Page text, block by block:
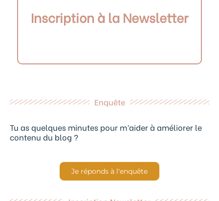
Inscription à la Newsletter
Enquête
Tu as quelques minutes pour m’aider à améliorer le
contenu du blog ?
Je réponds à l'enquête